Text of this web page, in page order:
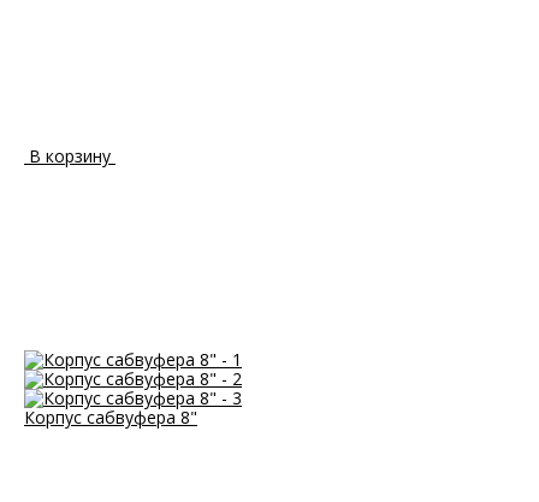
В корзину
Корпус сабвуфера 8"